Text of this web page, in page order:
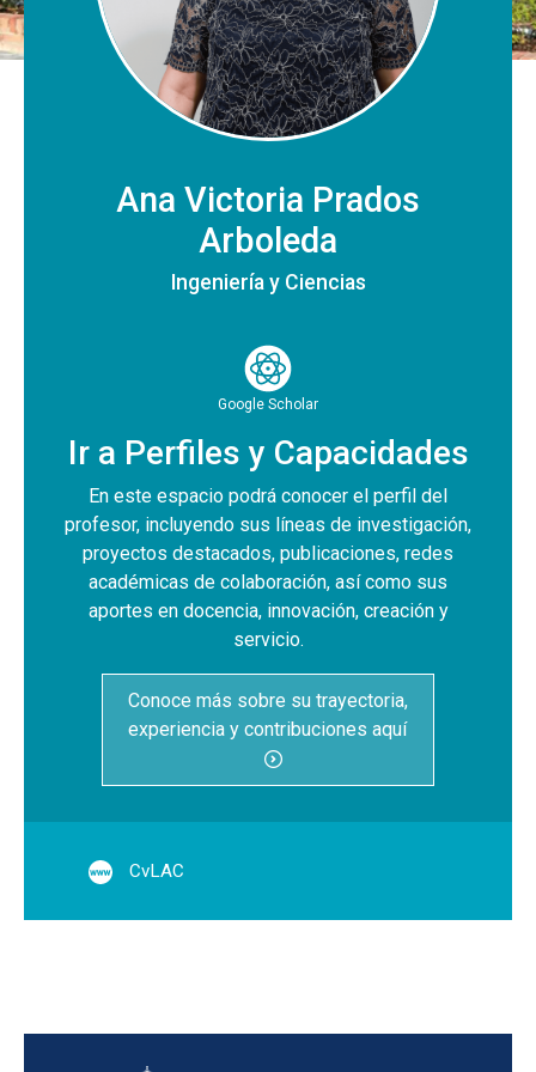
Ana Victoria Prados
Arboleda
Ingeniería y Ciencias
Google Scholar
Ir a Perfiles y Capacidades
En este espacio podrá conocer el perfil del
profesor, incluyendo sus líneas de investigación,
proyectos destacados, publicaciones, redes
académicas de colaboración, así como sus
aportes en docencia, innovación, creación y
servicio.
Conoce más sobre su trayectoria,
experiencia y contribuciones aquí
CvLAC